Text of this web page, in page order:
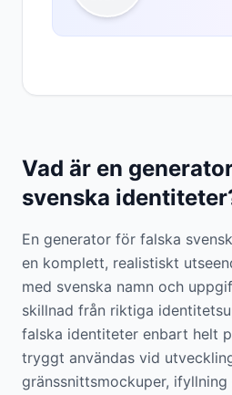
Vad är en
svenska
En generator för falska
en komplett, realistiskt
med svenska namn och
skillnad från riktiga
falska identiteter enbart helt
tryggt användas vid
gränssnittsmockuper,